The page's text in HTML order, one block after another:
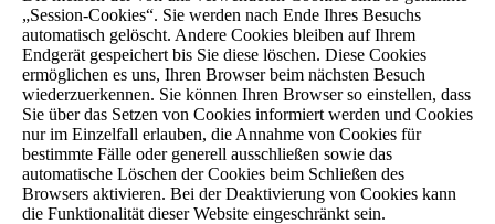
„Session-Cookies“. Sie werden nach Ende Ihres Besuchs
automatisch gelöscht. Andere Cookies bleiben auf Ihrem
Endgerät gespeichert bis Sie diese löschen. Diese Cookies
ermöglichen es uns, Ihren Browser beim nächsten Besuch
wiederzuerkennen. Sie können Ihren Browser so einstellen, dass
Sie über das Setzen von Cookies informiert werden und Cookies
nur im Einzelfall erlauben, die Annahme von Cookies für
bestimmte Fälle oder generell ausschließen sowie das
automatische Löschen der Cookies beim Schließen des
Browsers aktivieren. Bei der Deaktivierung von Cookies kann
die Funktionalität dieser Website eingeschränkt sein.